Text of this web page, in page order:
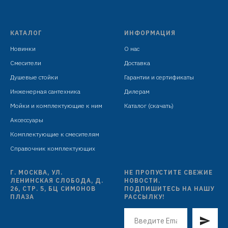
КАТАЛОГ
Новинки
Смесители
Душевые стойки
Инженерная сантехника
Мойки и комплектующие к ним
Аксессуары
Комплектующие к смесителям
Справочник комплектующих
ИНФОРМАЦИЯ
О нас
Доставка
Гарантии и сертификаты
Дилерам
Каталог (скачать)
Г. МОСКВА, УЛ.
ЛЕНИНСКАЯ СЛОБОДА, Д.
26, СТР. 5, БЦ СИМОНОВ
ПЛАЗА
НЕ ПРОПУСТИТЕ СВЕЖИЕ
НОВОСТИ.
ПОДПИШИТЕСЬ НА НАШУ
РАССЫЛКУ!